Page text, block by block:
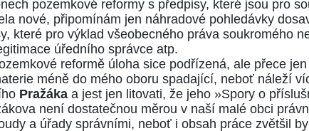
pozemkové reformy s předpisy, které jsou pro
nové, připomínám jen náhradové pohledávky
které pro výklad všeobecného práva soukromého
úředního správce atp.
reformě úloha sice podřízená, ale přece
méně do mého oboru spadající, neboť náleží
Pražáka a jest jen litovati, že jeho »Spory o
není dostatečnou měrou v naší malé obci
a úřady správními, neboť i obsah práce zvětšil